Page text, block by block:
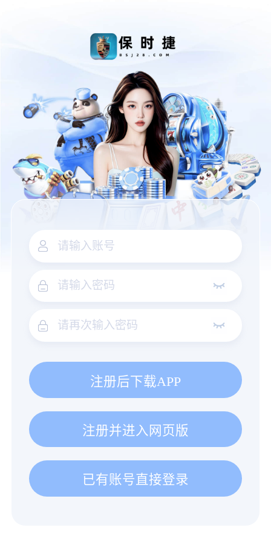
注册后下载APP
注册并进入网页版
已有账号直接登录